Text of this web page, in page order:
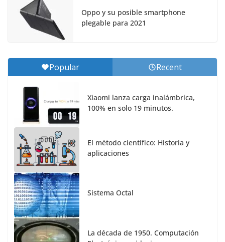
Oppo y su posible smartphone
plegable para 2021
Popular Recent
Xiaomi lanza carga inalámbrica,
100% en solo 19 minutos.
El método científico: Historia y
aplicaciones
Sistema Octal
La década de 1950. Computación